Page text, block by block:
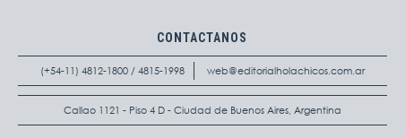
CONTACTANOS
(+54-11) 4812-1800 / 4815-1998 web@editorialholachicos.com.ar
Callao 1121 - Piso 4 D - Ciudad de Buenos Aires, Argentina